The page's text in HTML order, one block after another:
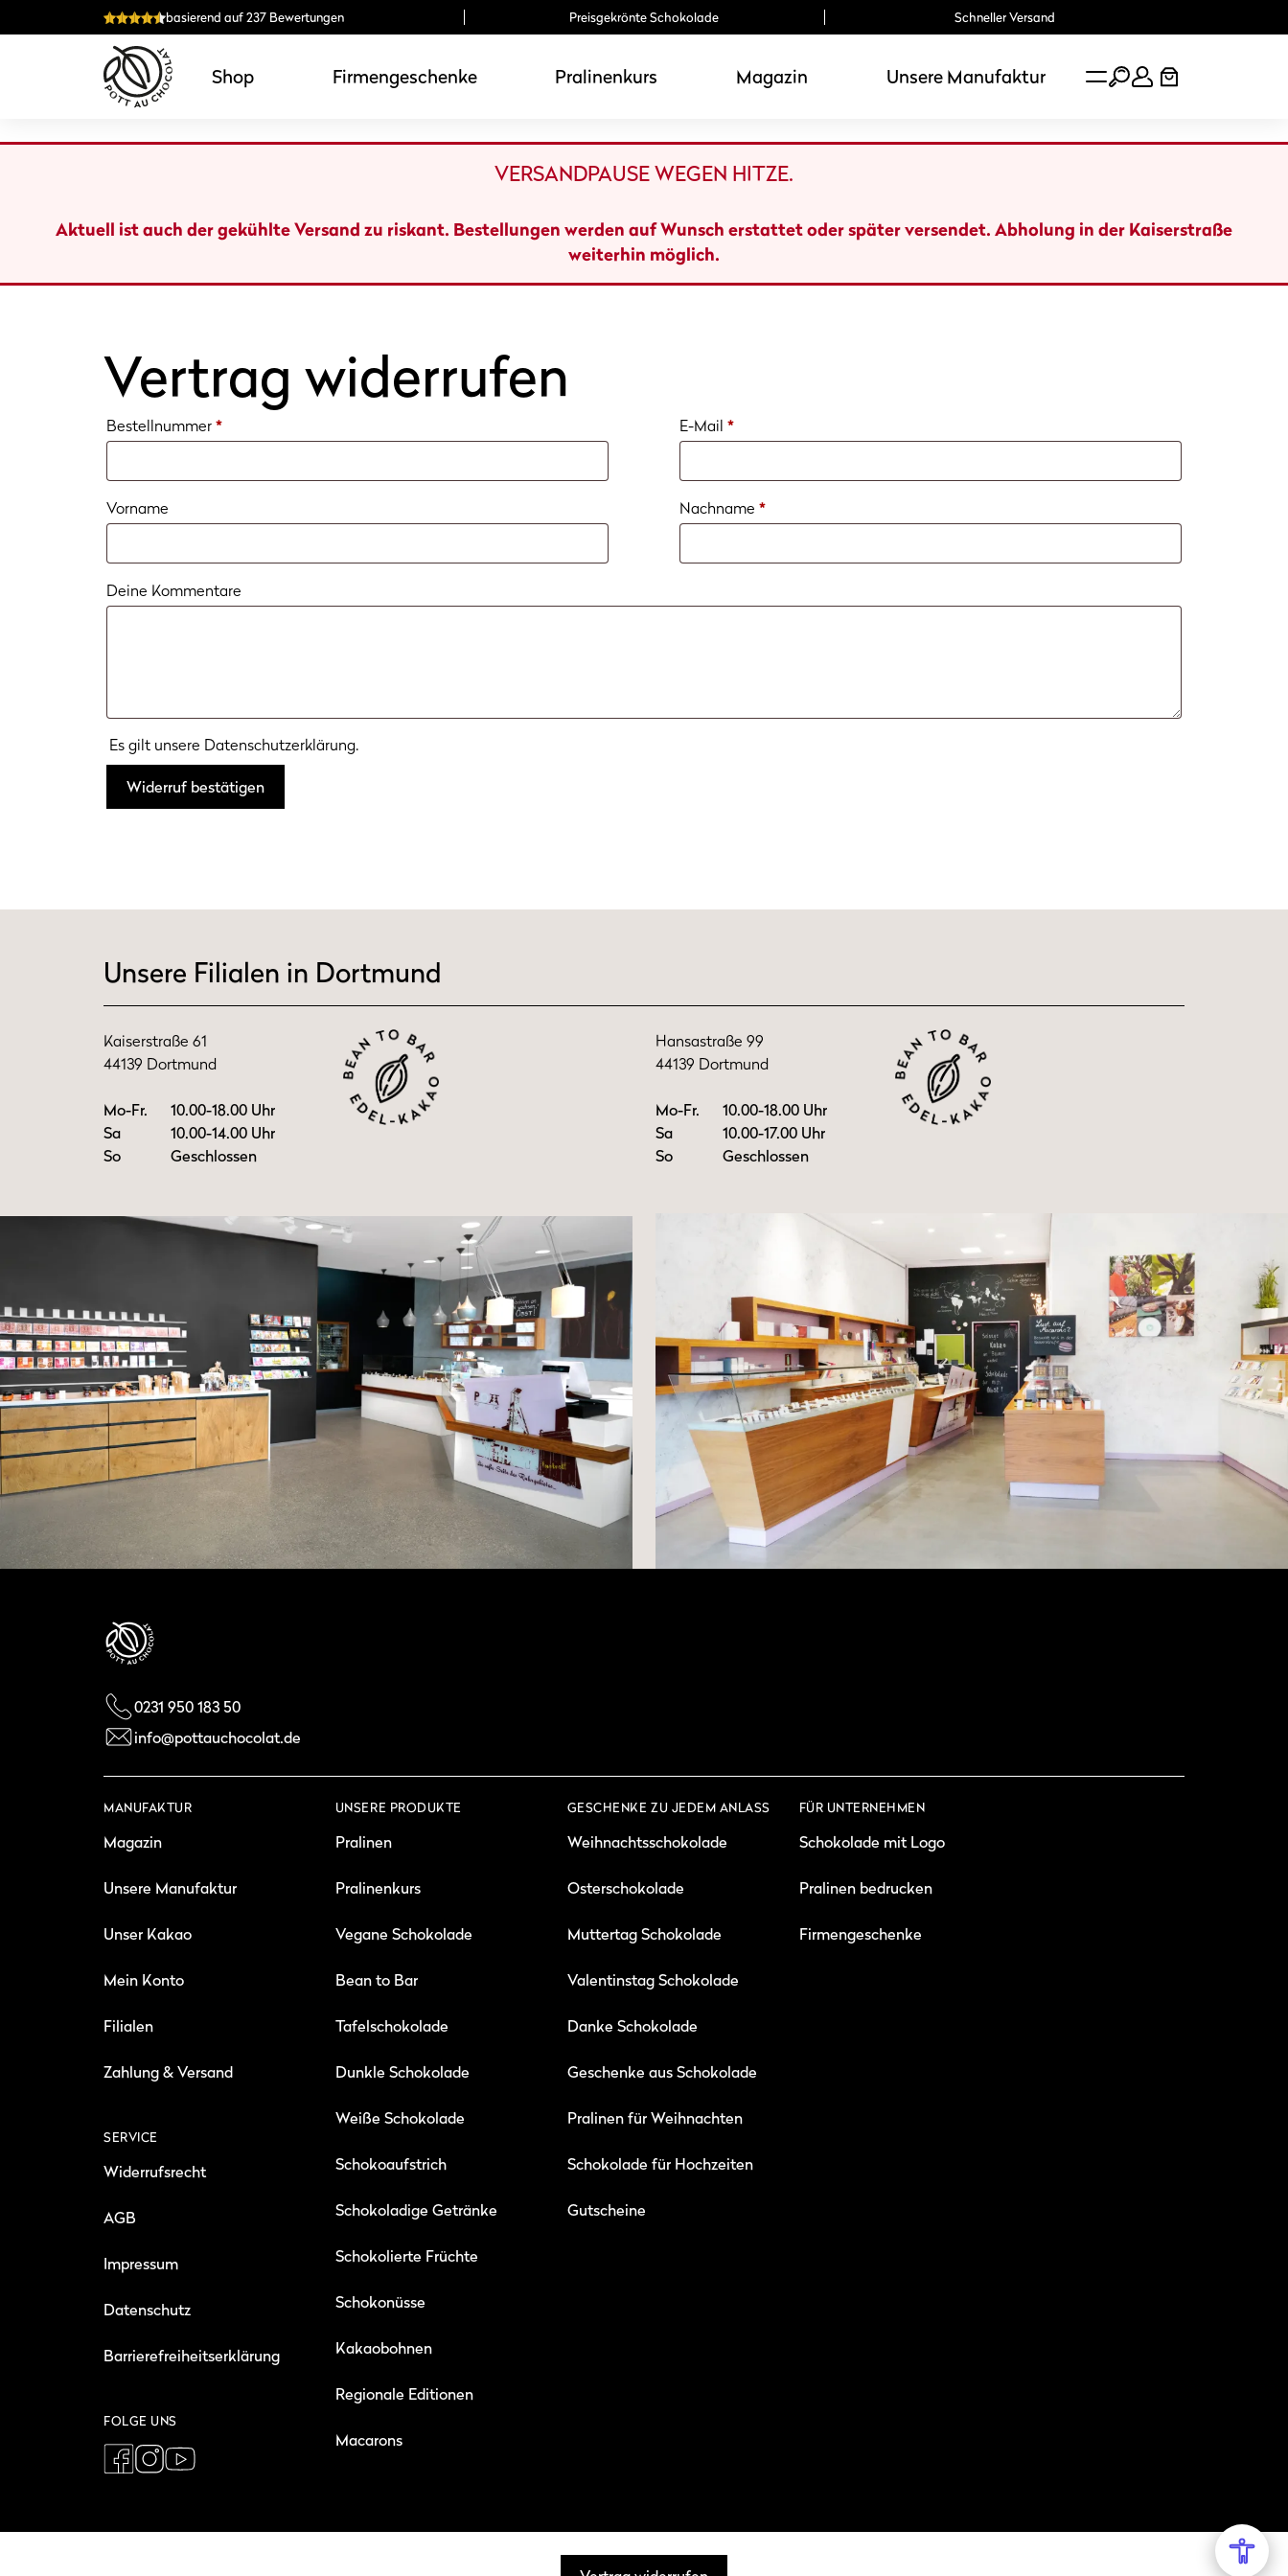
Inhalt
basierend auf 237 Bewertungen Preisgekrönte Schokolade Schneller Versand
Shop Firmengeschenke Pralinenkurs Magazin Unsere Manufaktur
VERSANDPAUSE WEGEN HITZE.
Aktuell ist auch der gekühlte Versand zu riskant. Bestellungen werden auf Wunsch erstattet oder später versendet. Abholung in der Kaiserstraße
weiterhin möglich.
Vertrag widerrufen
Bestellnummer *erforderlich E-Mail *erforderlich
Vorname Nachname *erforderlich
Page URI *erforderlich
Deine Kommentare
Es gilt unsere Datenschutzerklärung.
Widerruf bestätigen
Unsere Filialen in Dortmund
Kaiserstraße 61
44139 Dortmund
Mo-Fr.
Sa
So
10.00-18.00 Uhr
10.00-14.00 Uhr
Geschlossen
Hansastraße 99
44139 Dortmund
Mo-Fr.
Sa
So
10.00-18.00 Uhr
10.00-17.00 Uhr
Geschlossen
0231 950 183 50
info@pottauchocolat.de
MANUFAKTUR
Magazin
Unsere Manufaktur
Unser Kakao
Mein Konto
Filialen
Zahlung & Versand
SERVICE
Widerrufsrecht
AGB
Impressum
Datenschutz
Barrierefreiheitserklärung
FOLGE UNS
UNSERE PRODUKTE
Pralinen
Pralinenkurs
Vegane Schokolade
Bean to Bar
Tafelschokolade
Dunkle Schokolade
Weiße Schokolade
Schokoaufstrich
Schokoladige Getränke
Schokolierte Früchte
Schokonüsse
Kakaobohnen
Regionale Editionen
Macarons
GESCHENKE ZU JEDEM ANLASS
Weihnachtsschokolade
Osterschokolade
Muttertag Schokolade
Valentinstag Schokolade
Danke Schokolade
Geschenke aus Schokolade
Pralinen für Weihnachten
Schokolade für Hochzeiten
Gutscheine
FÜR UNTERNEHMEN
Schokolade mit Logo
Pralinen bedrucken
Firmengeschenke